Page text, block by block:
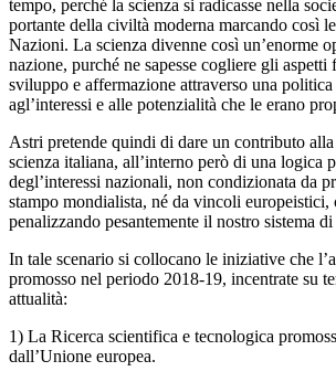
tempo, perché la scienza si radicasse nella
portante della civiltà moderna marcando così
Nazioni. La scienza divenne così un’enorme
nazione, purché ne sapesse cogliere gli
sviluppo e affermazione attraverso una
agl’interessi e alle potenzialità che le erano
Astri pretende quindi di dare un contributo
scienza italiana, all’interno però di una logica
degl’interessi nazionali, non condizionata da
stampo mondialista, né da vincoli europeistici,
penalizzando pesantemente il nostro sistema
In tale scenario si collocano le iniziative che
promosso nel periodo 2018-19, incentrate su
attualità:
1) La Ricerca scientifica e tecnologica
dall’Unione europea.